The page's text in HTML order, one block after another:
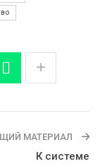
МАТЕРИАЛ
К системе